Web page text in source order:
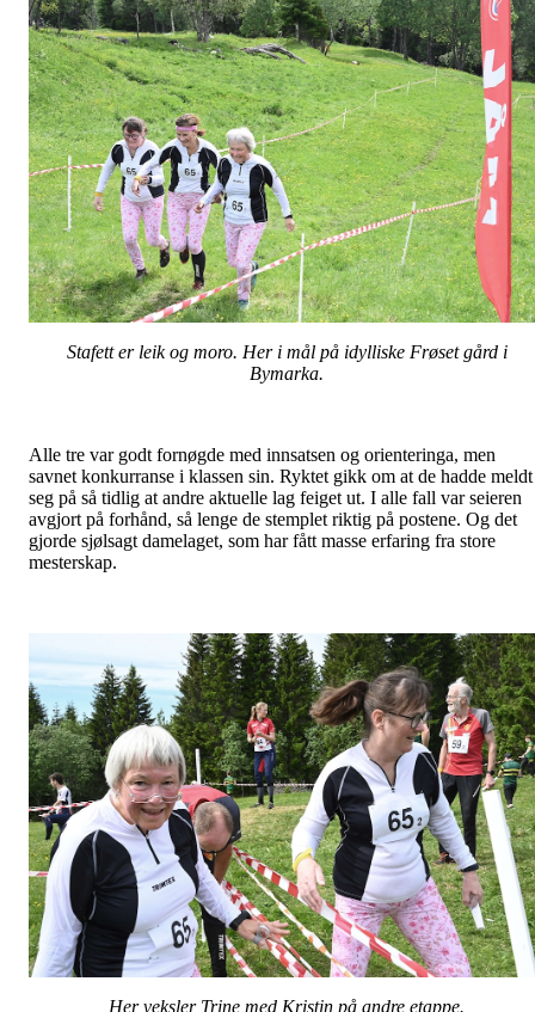
Stafett er leik og moro. Her i mål på idylliske Frøset gård i
Bymarka.
Alle tre var godt fornøgde med innsatsen og orienteringa, men
savnet konkurranse i klassen sin. Ryktet gikk om at de hadde meldt
seg på så tidlig at andre aktuelle lag feiget ut. I alle fall var seieren
avgjort på forhånd, så lenge de stemplet riktig på postene. Og det
gjorde sjølsagt damelaget, som har fått masse erfaring fra store
mesterskap.
Her veksler Trine med Kristin på andre etappe.